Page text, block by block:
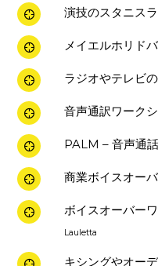
演技のスタニス
メイエルホリド
ラジオやテレビ
音声通訳ワーク
PALM – 音声通
商業ボイスオー
ボイスオーバー
Lauletta
キシングやオー